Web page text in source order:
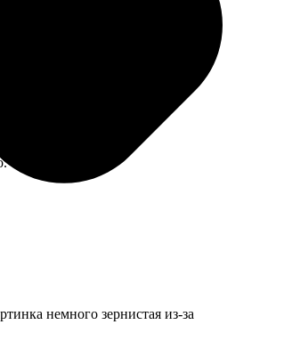
немного зернистая из-за